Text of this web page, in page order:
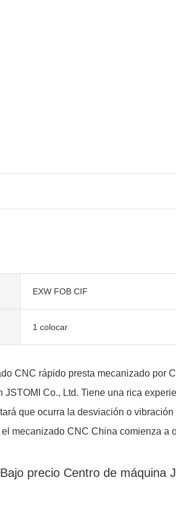
EXW FOB CIF
1 colocar
CNC rápido presta mecanizado
Co., Ltd. Tiene una rica
que ocurra la desviación o vibración
mecanizado CNC China comienza
precio Centro de máquina